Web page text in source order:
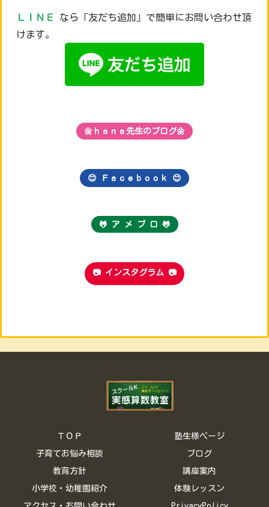
ＬＩＮＥ
なら「友だち追加」で簡単にお問い合わせ頂
けます。
🌼ｈａｎａ先生のブログ🌼
😊 Ｆａｃｅｂｏｏｋ 😊
🐸 ア メ ブ ロ 🐸
📷 インスタグラム 📷
ＴＯＰ 塾生様ページ
子育てお悩み相談 ブログ
教育方針 講座案内
小学校・幼稚園紹介 体験レッスン